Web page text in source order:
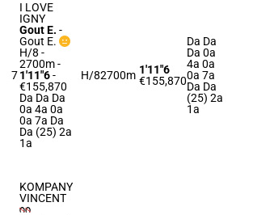
7
I LOVE
IGNY
Gout E. -
Gout E.
H/8 -
2700m-
1'11"6-
€155,870
Da Da Da
0a 4a 0a
0a 7a Da
Da (25) 2a
1a
H/82700m 1'11"6
€155,870
Da Da
Da 0a
4a 0a
0a 7a
Da Da
(25) 2a
1a
KOMPANY
VINCENT